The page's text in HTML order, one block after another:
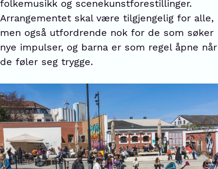
folkemusikk og scenekunstforestillinger.
Arrangementet skal være tilgjengelig for alle,
men også utfordrende nok for de som søker
nye impulser, og barna er som regel åpne når
de føler seg trygge.